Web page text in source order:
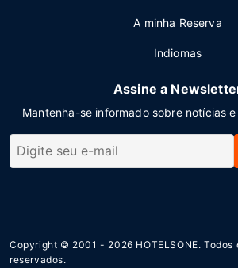
A minha Reserva
Indiomas
Assine a
Mantenha-se informado sobre notícias
Copyright © 2001 - 2026 HOTELSONE. Todos
reservados.